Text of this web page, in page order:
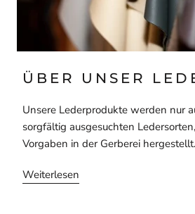
ÜBER UNSER
Unsere Lederprodukte werden nur
sorgfältig ausgesuchten
Vorgaben in der Gerberei
Weiterlesen